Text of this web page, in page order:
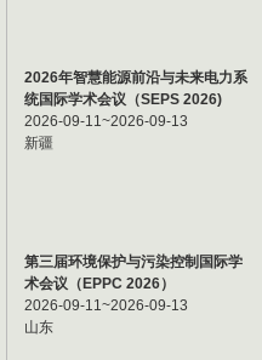
2026年智慧能源前沿与未来电力系
统国际学术会议（SEPS 2026)
2026-09-11~2026-09-13
新疆
第三届环境保护与污染控制国际学
术会议（EPPC 2026）
2026-09-11~2026-09-13
山东